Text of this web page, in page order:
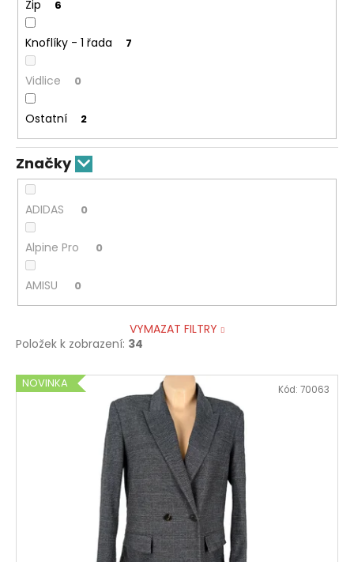
Zip 6
Knoflíky - 1 řada 7
Vidlice 0
Ostatní 2
Značky
ADIDAS 0
Alpine Pro 0
AMISU 0
VYMAZAT FILTRY
Položek k zobrazení: 34
V
NOVINKA Kód: 70063